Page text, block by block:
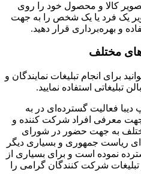
کالا و محصول خود را روی
یک فرد یا یک شخص را به جهت
و بهره‌برداری قرار دهید.
مختلف
برای انجام تبلیغات نمایندگان و
تبلیغاتی استفاده نمایید.
فعالیت گسترده‌ای در به
جهت معرفی افراد شرکت کننده و
مختلف به جهت حضور در شورای
ریاست جمهوری و بسیاری دیگر
نموده است و برای بسیاری از
شرکت کنندگان گرامی را